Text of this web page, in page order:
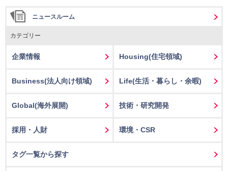
ニュースルーム
カテゴリー
企業情報 Housing(住宅領域)
Business(法人向け領域) Life(生活・暮らし・余暇)
Global(海外展開) 技術・研究開発
採用・人財 環境・CSR
タグ一覧から探す